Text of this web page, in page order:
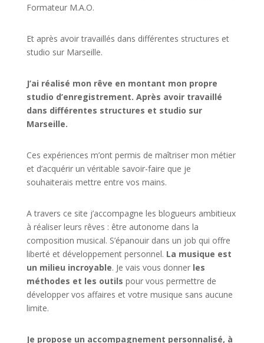
Formateur M.A.O.
Et après avoir travaillés dans différentes structures et
studio sur Marseille.
J’ai réalisé mon rêve en montant mon propre
studio d’enregistrement. Après avoir travaillé
dans différentes structures et studio sur
Marseille.
Ces expériences m’ont permis de maîtriser mon métier
et d’acquérir un véritable savoir-faire que je
souhaiterais mettre entre vos mains.
A travers ce site j’accompagne les blogueurs ambitieux
à réaliser leurs rêves : être autonome dans la
composition musical. S’épanouir dans un job qui offre
liberté et développement personnel. La musique est
un milieu incroyable. Je vais vous donner les
méthodes et les outils pour vous permettre de
développer vos affaires et votre musique sans aucune
limite.
Je propose un accompagnement personnalisé, à